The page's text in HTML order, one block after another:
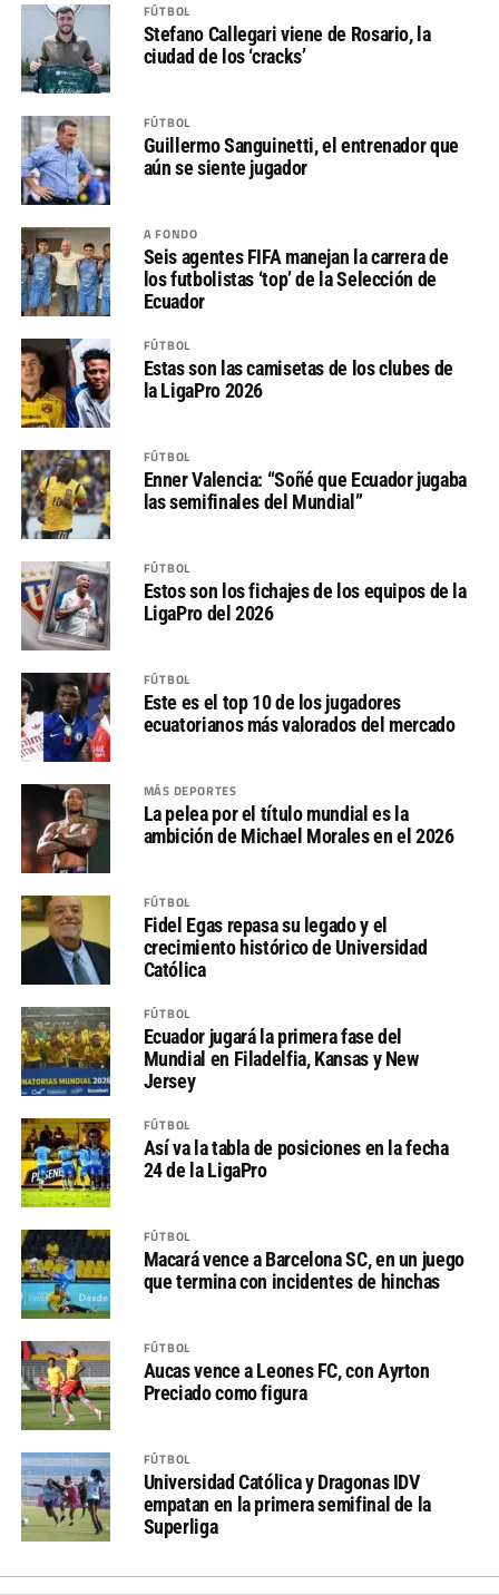
FÚTBOL
Stefano Callegari viene de Rosario, la
ciudad de los ‘cracks’
FÚTBOL
Guillermo Sanguinetti, el entrenador que
aún se siente jugador
A FONDO
Seis agentes FIFA manejan la carrera de
los futbolistas ‘top’ de la Selección de
Ecuador
FÚTBOL
Estas son las camisetas de los clubes de
la LigaPro 2026
FÚTBOL
Enner Valencia: “Soñé que Ecuador jugaba
las semifinales del Mundial”
FÚTBOL
Estos son los fichajes de los equipos de la
LigaPro del 2026
FÚTBOL
Este es el top 10 de los jugadores
ecuatorianos más valorados del mercado
MÁS DEPORTES
La pelea por el título mundial es la
ambición de Michael Morales en el 2026
FÚTBOL
Fidel Egas repasa su legado y el
crecimiento histórico de Universidad
Católica
FÚTBOL
Ecuador jugará la primera fase del
Mundial en Filadelfia, Kansas y New
Jersey
FÚTBOL
Así va la tabla de posiciones en la fecha
24 de la LigaPro
FÚTBOL
Macará vence a Barcelona SC, en un juego
que termina con incidentes de hinchas
FÚTBOL
Aucas vence a Leones FC, con Ayrton
Preciado como figura
FÚTBOL
Universidad Católica y Dragonas IDV
empatan en la primera semifinal de la
Superliga